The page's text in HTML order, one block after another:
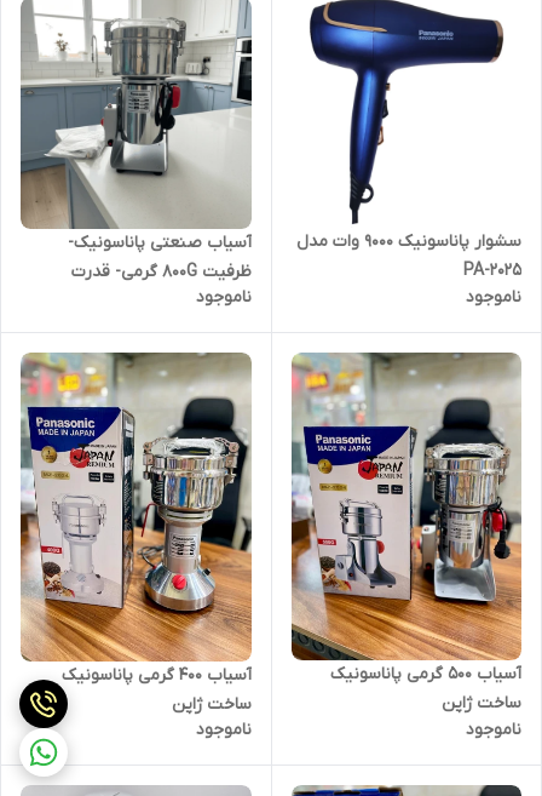
سشوار پاناسونیک 9000 وات مدل
PA-2025
ناموجود
آسیاب صنعتی پاناسونیک-
ظرفیت 800G گرمی- قدرت
3000W وات مدل PS-800
ناموجود
آسیاب ۵۰۰ گرمی پاناسونیک
ساخت ژاپن
ناموجود
آسیاب ۴۰۰ گرمی پاناسونیک
ساخت ژاپن
ناموجود